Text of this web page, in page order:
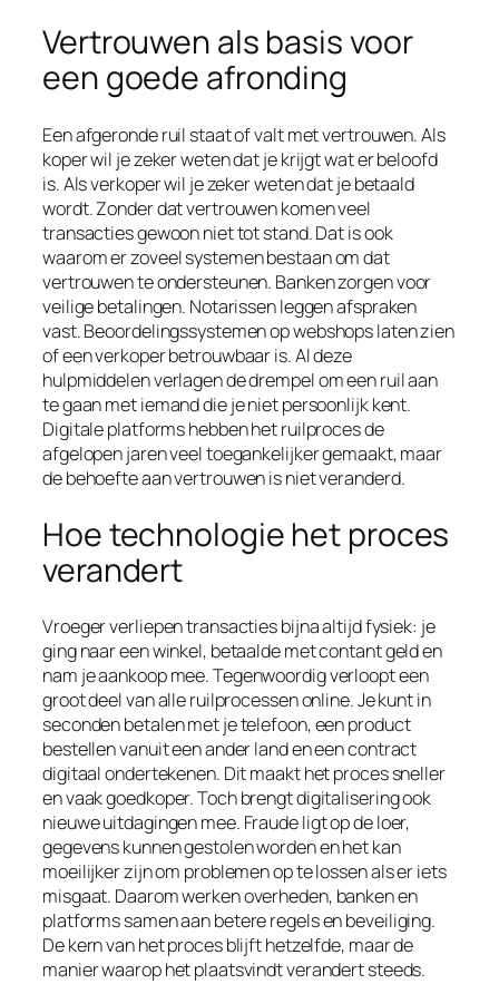
Vertrouwen als basis voor
een goede afronding
Een afgeronde ruil staat of valt met vertrouwen. Als
koper wil je zeker weten dat je krijgt wat er beloofd
is. Als verkoper wil je zeker weten dat je betaald
wordt. Zonder dat vertrouwen komen veel
transacties gewoon niet tot stand. Dat is ook
waarom er zoveel systemen bestaan om dat
vertrouwen te ondersteunen. Banken zorgen voor
veilige betalingen. Notarissen leggen afspraken
vast. Beoordelingssystemen op webshops laten zien
of een verkoper betrouwbaar is. Al deze
hulpmiddelen verlagen de drempel om een ruil aan
te gaan met iemand die je niet persoonlijk kent.
Digitale platforms hebben het ruilproces de
afgelopen jaren veel toegankelijker gemaakt, maar
de behoefte aan vertrouwen is niet veranderd.
Hoe technologie het proces
verandert
Vroeger verliepen transacties bijna altijd fysiek: je
ging naar een winkel, betaalde met contant geld en
nam je aankoop mee. Tegenwoordig verloopt een
groot deel van alle ruilprocessen online. Je kunt in
seconden betalen met je telefoon, een product
bestellen vanuit een ander land en een contract
digitaal ondertekenen. Dit maakt het proces sneller
en vaak goedkoper. Toch brengt digitalisering ook
nieuwe uitdagingen mee. Fraude ligt op de loer,
gegevens kunnen gestolen worden en het kan
moeilijker zijn om problemen op te lossen als er iets
misgaat. Daarom werken overheden, banken en
platforms samen aan betere regels en beveiliging.
De kern van het proces blijft hetzelfde, maar de
manier waarop het plaatsvindt verandert steeds.